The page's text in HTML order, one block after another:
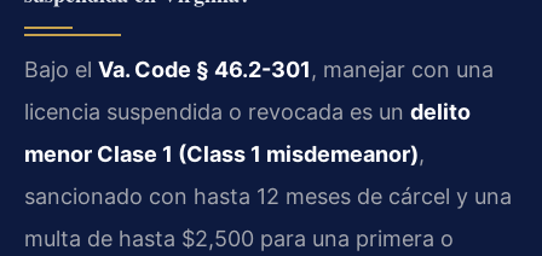
Bajo el Va. Code § 46.2-301, manejar con una
licencia suspendida o revocada es un delito
menor Clase 1 (Class 1 misdemeanor),
sancionado con hasta 12 meses de cárcel y una
multa de hasta $2,500 para una primera o